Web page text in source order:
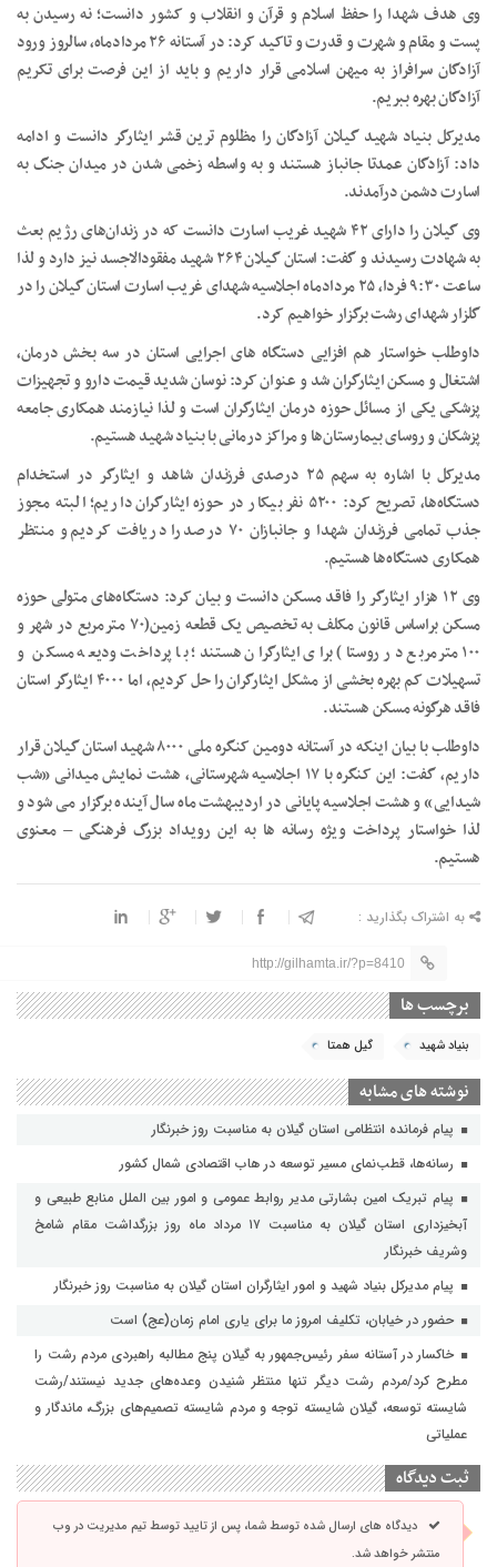
وی هدف شهدا را حفظ اسلام و قرآن و انقلاب و کشور دانست؛ نه رسیدن به
پست و مقام و شهرت و قدرت و تاکید کرد: در آستانه ۲۶ مردادماه، سالروز ورود
آزادگان سرافراز به میهن اسلامی قرار داریم و باید از این فرصت برای تکریم
آزادگان بهره ببریم.
مدیرکل بنیاد شهید گیلان آزادگان را مظلوم ترین قشر ایثارگر دانست و ادامه
داد: آزادگان عمدتا جانباز هستند و به واسطه زخمی شدن در میدان جنگ به
اسارت دشمن درآمدند.
وی گیلان را دارای ۴۲ شهید غریب اسارت دانست که در زندان‌های رژیم بعث
به شهادت رسیدند و گفت: استان گیلان ۲۶۴ شهید مفقودالاجسد نیز دارد و لذا
ساعت ۹:۳۰ فردا، ۲۵ مردادماه اجلاسیه شهدای غریب اسارت استان گیلان را در
گلزار شهدای رشت برگزار خواهیم کرد.
داوطلب خواستار هم افزایی دستگاه های اجرایی استان در سه بخش درمان،
اشتغال و مسکن ایثارگران شد و عنوان کرد: نوسان شدید قیمت دارو و تجهیزات
پزشکی یکی از مسائل حوزه درمان ایثارگران است و لذا نیازمند همکاری جامعه
پزشکان و روسای بیمارستان‌ها و مراکز درمانی با بنیاد شهید هستیم.
مدیرکل با اشاره به سهم ۲۵ درصدی فرزندان شاهد و ایثارگر در استخدام
دستگاه‌ها، تصریح کرد: ۵۲۰۰ نفر بیکار در حوزه ایثارگران داریم؛ البته مجوز
جذب تمامی فرزندان شهدا و جانبازان ۷۰ درصد را دریافت کردیم و منتظر
همکاری دستگاه‌ها هستیم.
وی ۱۲ هزار ایثارگر را فاقد مسکن دانست و بیان کرد: دستگاه‌های متولی حوزه
مسکن براساس قانون مکلف به تخصیص یک قطعه زمین(۷۰ مترمربع در شهر و
۱۰۰ مترمربع در روستا) برای ایثارگران هستند؛ با پرداخت ودیعه مسکن و
تسهیلات کم بهره بخشی از مشکل ایثارگران را حل کردیم، اما ۴۰۰۰ ایثارگر استان
فاقد هرگونه مسکن هستند.
داوطلب با بیان اینکه در آستانه دومین کنگره ملی ۸۰۰۰ شهید استان گیلان قرار
داریم، گفت: این کنگره با ۱۷ اجلاسیه شهرستانی، هشت نمایش میدانی «شب
شیدایی» و هشت اجلاسیه پایانی در اردیبهشت ماه سال آینده برگزار می شود و
لذا خواستار پرداخت ویژه رسانه ها به این رویداد بزرگ فرهنگی – معنوی
هستیم.
به اشتراک بگذارید :
http://gilhamta.ir/?p=8410
برچسب ها
بنیاد شهید گیل همتا
نوشته های مشابه
پیام فرمانده انتظامی استان گیلان به مناسبت روز خبرنگار
رسانه‌ها، قطب‌نمای مسیر توسعه در هاب اقتصادی شمال كشور
پیام تبریک امین بشارتی مدیر روابط عمومی و امور بین الملل منابع طبیعی و
آبخیزداری استان گیلان به مناسبت ۱۷ مرداد ماه روز بزرگداشت مقام شامخ
وشریف خبرنگار
پیام مدیرکل بنیاد شهید و امور ایثارگران استان گیلان به مناسبت روز خبرنگار
حضور در خیابان، تکلیف امروز ما برای یاری امام زمان(عج) است
خاکسار در آستانه سفر رئیس‌جمهور به گیلان پنج مطالبه راهبردی مردم رشت را
مطرح کرد/مردم رشت دیگر تنها منتظر شنیدن وعده‌های جدید نیستند/رشت
شایسته توسعه، گیلان شایسته توجه و مردم شایسته تصمیم‌های بزرگ، ماندگار و
عملیاتی
ثبت دیدگاه
دیدگاه های ارسال شده توسط شما، پس از تایید توسط تیم مدیریت در وب
منتشر خواهد شد.